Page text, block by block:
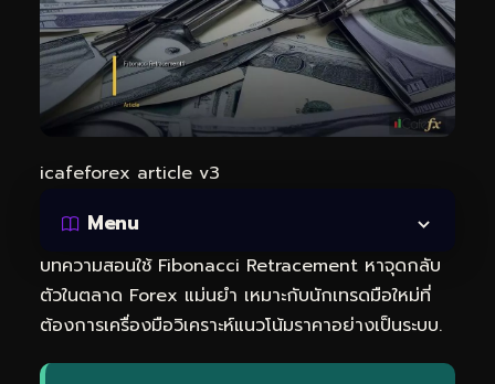
icafeforex article v3
Menu
บทความสอนใช้ Fibonacci Retracement หาจุดกลับ
ตัวในตลาด Forex แม่นยำ เหมาะกับนักเทรดมือใหม่ที่
ต้องการเครื่องมือวิเคราะห์แนวโน้มราคาอย่างเป็นระบบ.